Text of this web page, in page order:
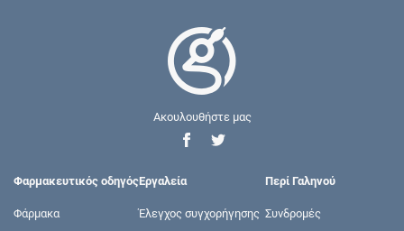
Ακουλουθήστε μας
Φαρμακευτικός οδηγός
Φάρμακα
Εργαλεία
Έλεγχος συγχορήγησης
Περί Γαληνού
Συνδρομές